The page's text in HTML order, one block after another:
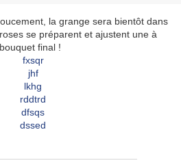
la grange sera bientôt dans
se préparent et ajustent une à
final !